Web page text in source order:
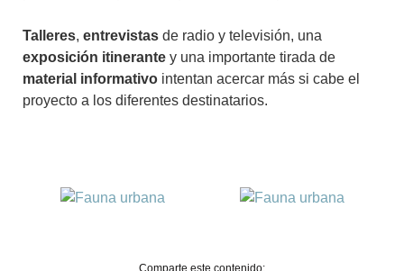
Talleres, entrevistas de radio y televisión, una
exposición itinerante y una importante tirada de
material informativo intentan acercar más si cabe el
proyecto a los diferentes destinatarios.
Comparte este contenido: